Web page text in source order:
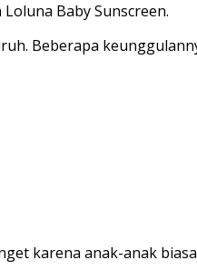
Baby Sunscreen.
Beberapa
karena anak-anak